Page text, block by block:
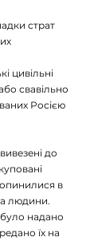
страт
цивільні
свавільно
Росією
до
опинилися в
людини.
надано
їх на